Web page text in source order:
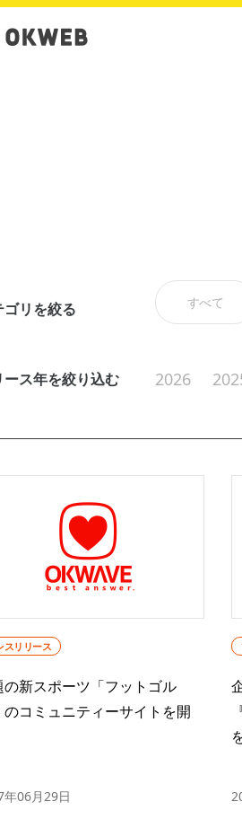
ゴリを絞る すべて
ース年を絞り込む 2026
スリリース
の新スポーツ「フットゴル
のコミュニティーサイトを開
年06月29日